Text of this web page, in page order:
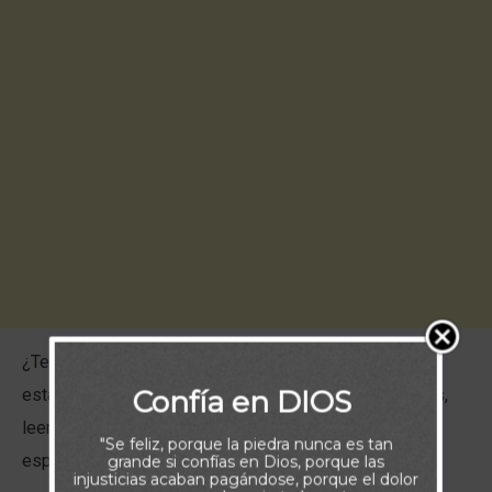
¿Te sientes espiritualmente agotado? ¿Tu alma parece
estar sin fuerzas, aunque deseas acercarte más a Dios,
leer Su Palabra y orar cada día? A veces, el impulso
espiritual simplemente no está allí… ¿pero por qué?
Confía en DIOS
"Se feliz, porque la piedra nunca es tan
grande si confías en Dios, porque las
injusticias acaban pagándose, porque el dolor